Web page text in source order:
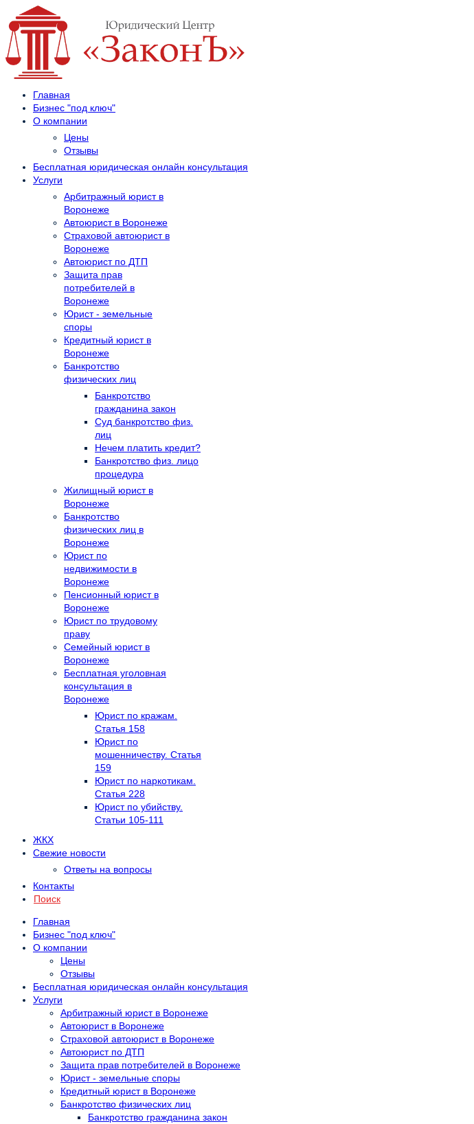
Главная
Бизнес "под ключ"
О компании
Цены
Отзывы
Бесплатная юридическая онлайн консультация
Услуги
Арбитражный юрист в
Воронеже
Автоюрист в Воронеже
Страховой автоюрист в
Воронеже
Автоюрист по ДТП
Защита прав
потребителей в
Воронеже
Юрист - земельные
споры
Кредитный юрист в
Воронеже
Банкротство
физических лиц
Банкротство
гражданина закон
Суд банкротство физ.
лиц
Нечем платить кредит?
Банкротство физ. лицо
процедура
Жилищный юрист в
Воронеже
Банкротство
физических лиц в
Воронеже
Юрист по
недвижимости в
Воронеже
Пенсионный юрист в
Воронеже
Юрист по трудовому
праву
Семейный юрист в
Воронеже
Бесплатная уголовная
консультация в
Воронеже
Юрист по кражам.
Статья 158
Юрист по
мошенничеству. Статья
159
Юрист по наркотикам.
Статья 228
Юрист по убийству.
Статьи 105-111
ЖКХ
Свежие новости
Ответы на вопросы
Контакты
Поиск
Главная
Бизнес "под ключ"
О компании
Цены
Отзывы
Бесплатная юридическая онлайн консультация
Услуги
Арбитражный юрист в Воронеже
Автоюрист в Воронеже
Страховой автоюрист в Воронеже
Автоюрист по ДТП
Защита прав потребителей в Воронеже
Юрист - земельные споры
Кредитный юрист в Воронеже
Банкротство физических лиц
Банкротство гражданина закон